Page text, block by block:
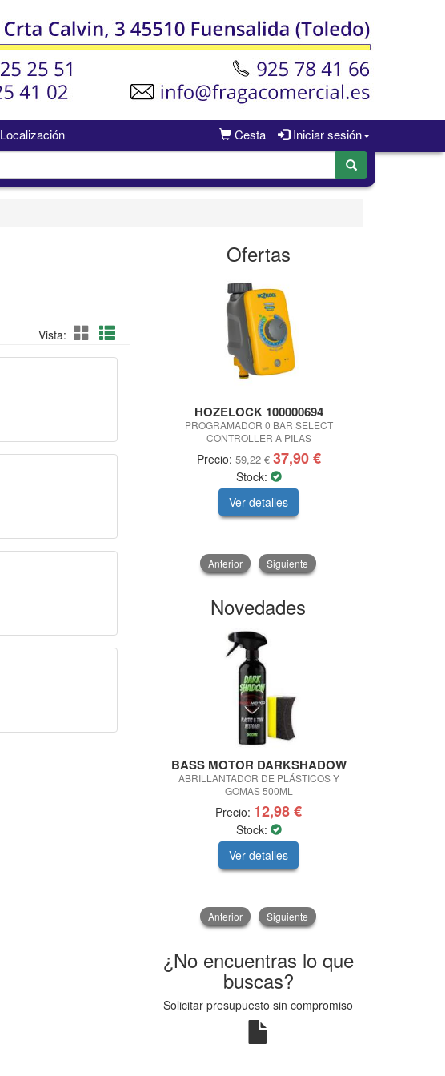
Cesta Iniciar sesión
Localización
Vista:
Ofertas
HOZELOCK 100000694
PROGRAMADOR 0 BAR SELECT
CONTROLLER A PILAS
Precio:59,22 € 37,90 €
Stock:
Ver detalles
Anterior Siguiente
Novedades
BASS MOTOR DARKSHADOW
ABRILLANTADOR DE PLÁSTICOS Y
GOMAS 500ML
Precio: 12,98 €
Stock:
Ver detalles
Anterior Siguiente
¿No encuentras lo que
buscas?
Solicitar presupuesto sin compromiso